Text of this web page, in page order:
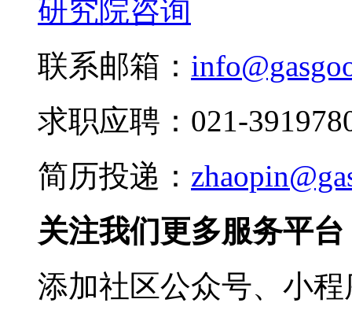
研究院咨询
联系邮箱：
求职应聘：021-
简历投递：
关注我们更多服务平台
添加社区公众号、小